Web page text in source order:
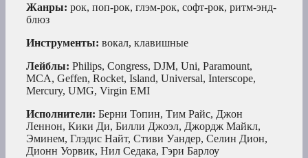
Жанры: рок, поп-рок, глэм-рок, софт-рок, ритм-энд-
блюз
Инструменты: вокал, клавишные
Лейблы: Philips, Congress, DJM, Uni, Paramount,
MCA, Geffen, Rocket, Island, Universal, Interscope,
Mercury, UMG, Virgin EMI
Исполнители: Берни Топин, Тим Райс, Джон
Леннон, Кики Ди, Билли Джоэл, Джордж Майкл,
Эминем, Глэдис Найт, Стиви Уандер, Селин Дион,
Дионн Уорвик, Нил Седака, Гэри Барлоу